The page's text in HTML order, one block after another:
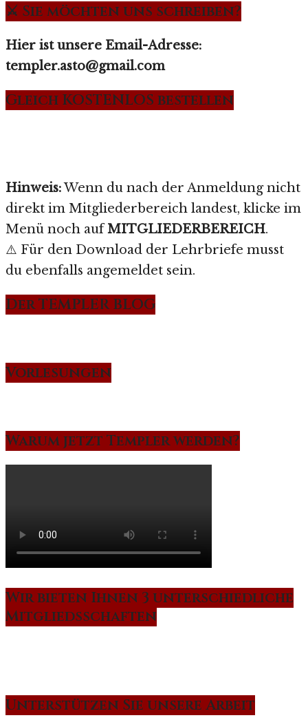
⚔️ Sie möchten uns schreiben?
Hier ist unsere Email-Adresse:
templer.asto@gmail.com
Gleich KOSTENLOS bestellen
Hinweis:Wenn du nach der Anmeldung nicht
direkt im Mitgliederbereich landest, klicke im
Menü noch aufMITGLIEDERBEREICH.
⚠️ Für den Download der Lehrbriefe musst
du ebenfalls angemeldet sein.
Der TEMPLER BLOG
Vorlesungen
Warum jetzt Templer werden?
Wir bieten Ihnen 3 unterschiedliche
Mitgliedsschaften
Unterstützen Sie unsere Arbeit